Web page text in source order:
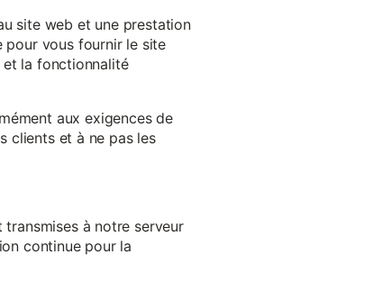
site web et une prestation
pour vous fournir le site
la fonctionnalité
aux exigences de
clients et à ne pas les
à notre serveur
continue pour la